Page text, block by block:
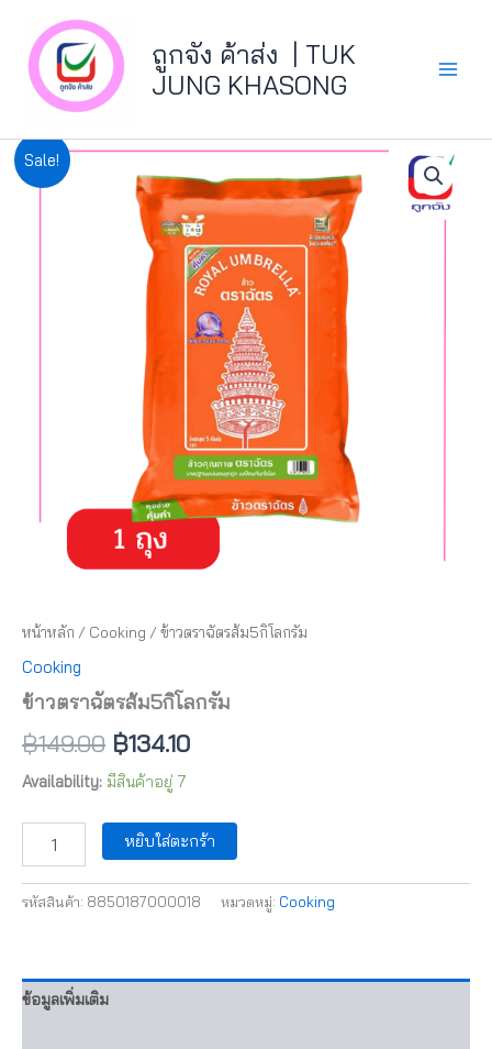
content
ถูกจัง ค้าส่ง | TUK
JUNG KHASONG
Menu
Sale!
หน้าหลัก / Cooking / ข้าวตราฉัตรส้ม5กิโลกรัม
Cooking
ข้าวตราฉัตรส้ม5กิโลกรัม
฿149.00
Original
price
was:
฿149.00.
฿134.10
Current
price
is:
฿134.10.
Availability: มีสินค้าอยู่ 7
จำนวน
ข้าว
ตรา
หยิบใส่ตะกร้า
รหัสสินค้า: 8850187000018 หมวดหมู่: Cooking
ข้อมูลเพิ่มเติม